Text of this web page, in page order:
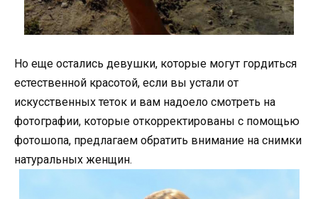
Но еще остались девушки, которые могут гордиться
естественной красотой, если вы устали от
искусственных теток и вам надоело смотреть на
фотографии, которые откорректированы с помощью
фотошопа, предлагаем обратить внимание на снимки
натуральных женщин.